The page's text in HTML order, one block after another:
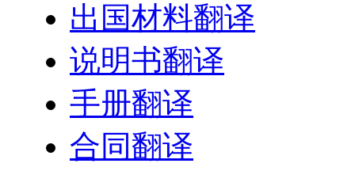
出国材料翻译
说明书翻译
手册翻译
合同翻译